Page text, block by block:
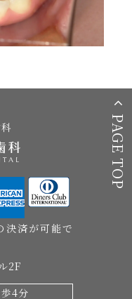
PAGE TOP
決済が可能で
2F
4分